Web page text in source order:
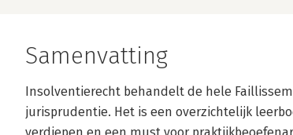
Samenvatting
Insolventierecht behandelt de hele
jurisprudentie. Het is een overzichtelijk